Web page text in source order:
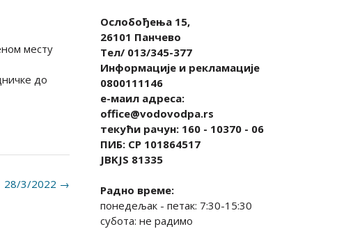
месту
до
28/3/2022 →
Ослобођења 15,
26101 Панчево
Тел/ 013/345-377
Информације и рекламације
0800111146
е-маил адреса:
office@vodovodpa.rs
текући рачун: 160 - 10370 - 06
ПИБ: СР 101864517
JBKJS 81335
Радно време:
понедељак - петак: 7:30-15:30
субота: не радимо